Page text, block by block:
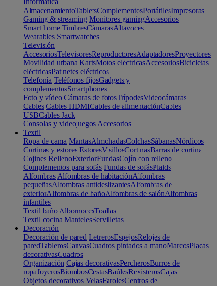
Informática
AlmacenamientoTabletsComplementosPortátilesImpresoras
Gaming & streaming Monitores gamingAccesorios
Smart home TimbresCámarasAltavoces
Wearables Smartwatches
Televisión
AccesoriosTelevisoresReproductoresAdaptadoresProyectores
Movilidad urbana KartsMotos eléctricasAccesoriosBicicletas
eléctricasPatinetes eléctricos
Telefonía Teléfonos fijosGadgets y
complementosSmartphones
Foto y vídeo Cámaras de fotosTrípodesVideocámaras
Cables Cables HDMICables de alimentaciónCables
USBCables Jack
Consolas y videojuegos Accesorios
Textil
Ropa de cama MantasAlmohadasColchasSábanasNórdicos
Cortinas y estores EstoresVisillosCortinasBarras de cortina
Cojines RellenoExteriorFundasCojín con relleno
Complementos para sofás Fundas de sofásPlaids
Alfombras Alfombras de habitaciónAlfombras
pequeñasAlfombras antideslizantesAlfombras de
exteriorAlfombras de bañoAlfombras de salónAlfombras
infantiles
Textil baño AlbornocesToallas
Textil cocina MantelesServilletas
Decoración
Decoración de pared LetrerosEspejosRelojes de
paredTablerosCanvasCuadros pintados a manoMarcosPlacas
decorativasCuadros
Organización Cajas decorativasPercherosBurros de
ropaJoyerosBiombosCestasBaúlesRevisterosCajas
Objetos decorativos VelasFarolesCentros de